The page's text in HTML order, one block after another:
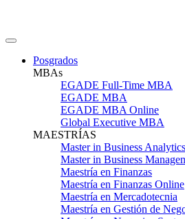
Posgrados
MBAs
EGADE Full-Time MBA
EGADE MBA
EGADE MBA Online
Global Executive MBA
MAESTRÍAS
Master in Business Analytics
Master in Business
Maestría en Finanzas
Maestría en Finanzas Online
Maestría en Mercadotecnia
Maestría en Gestión de